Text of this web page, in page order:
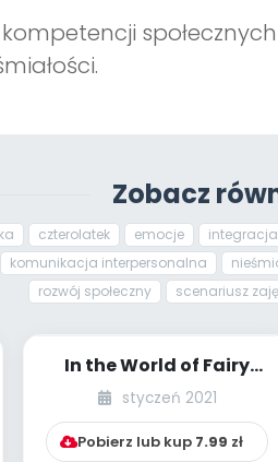
Zobacz
czterolatek emocje integracja
komunikacja interpersonalna
rozwój społeczny
scenariusz
In the World of Fairy
Tales…
styczeń 2021
Pobierz lub kup 7.99 zł